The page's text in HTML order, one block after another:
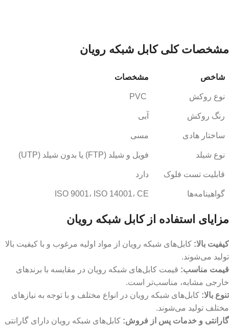
مشخصات کلی کابل شبکه رویان
شاخص مشخصات
نوع روکش
رنگ روکش آبی
ساختار هادی مسی
نوع شیلد فویل و شیلد (FTP) یا بدون شیلد (UTP)
قابلیت تست فلوک دارد
گواهینامه‌ها ISO 9001، ISO 14001، CE
مزایای استفاده از کابل شبکه رویان
کیفیت بالا: کابل‌های شبکه رویان از مواد اولیه مرغوب و با کیفیت بالا
تولید می‌شوند.
قیمت مناسب: قیمت کابل‌های شبکه رویان در مقایسه با برندهای
خارجی مشابه، مناسب‌تر است.
تنوع بالا: کابل‌های شبکه رویان در انواع مختلف و با توجه به نیازهای
مختلف تولید می‌شوند.
گارانتی و خدمات پس از فروش: کابل‌های شبکه رویان دارای گارانتی